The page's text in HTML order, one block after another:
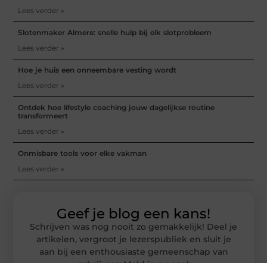
Lees verder »
Slotenmaker Almere: snelle hulp bij elk slotprobleem
Lees verder »
Hoe je huis een onneembare vesting wordt
Lees verder »
Ontdek hoe lifestyle coaching jouw dagelijkse routine
transformeert
Lees verder »
Onmisbare tools voor elke vakman
Lees verder »
Geef je blog een kans!
Schrijven was nog nooit zo gemakkelijk! Deel je
artikelen, vergroot je lezerspubliek en sluit je
aan bij een enthousiaste gemeenschap van